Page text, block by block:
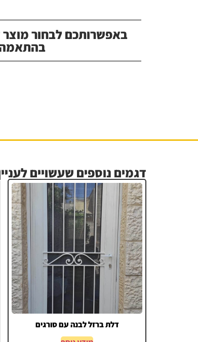
באפשרותכם לבחור מוצר
דגמים נוספים שעשויים
דלת ברזל לבנה עם סורגים